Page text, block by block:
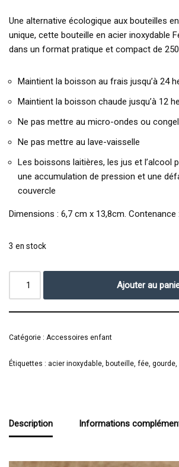
Une alternative écologique aux bouteilles
unique, cette bouteille en acier inoxydable
dans un format pratique et compact de
Maintient la boisson au frais jusqu’à 24
Maintient la boisson chaude jusqu’à 12
Ne pas mettre au micro-ondes ou
Ne pas mettre au lave-vaisselle
Les boissons laitières, les jus et l’alcool
une accumulation de pression et une
couvercle
Dimensions : 6,7 cm x 13,8cm. Contenance
3 en stock
Ajouter au
Catégorie : Accessoires enfant
Étiquettes : acier inoxydable bouteille fée gourde
Description Informations